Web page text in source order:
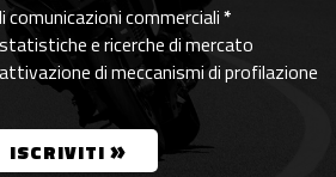
comunicazioni commerciali*
e ricerche di mercato
di meccanismi di profilazione
ISCRIVITI »